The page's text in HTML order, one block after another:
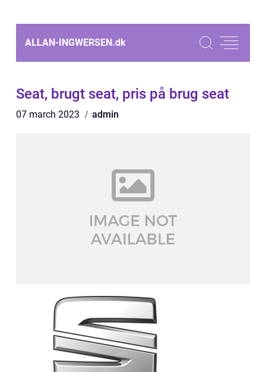
ALLAN-INGWERSEN.dk
Seat, brugt seat, pris på brug seat
07 march 2023 admin